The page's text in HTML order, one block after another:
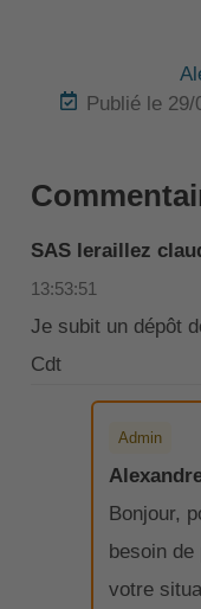
Publié le
SAS leraillez
13:53:51
Je subit un dépôt
Cdt
Admin
Bonjour,
besoin de
votre